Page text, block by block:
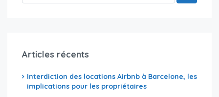
Articles récents
Interdiction des locations Airbnb à Barcelone, les
implications pour les propriétaires